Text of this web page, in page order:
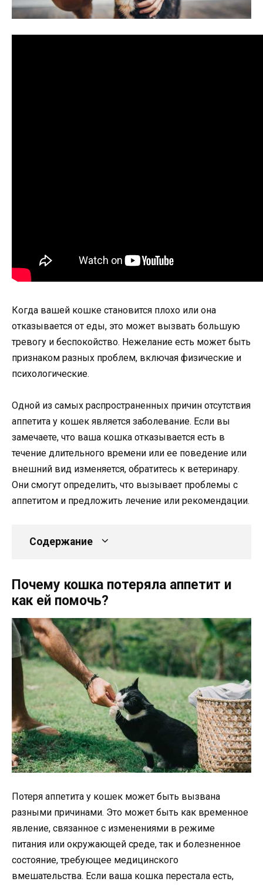
Когда вашей кошке становится плохо или она
отказывается от еды, это может вызвать большую
тревогу и беспокойство. Нежелание есть может быть
признаком разных проблем, включая физические и
психологические.
Одной из самых распространенных причин отсутствия
аппетита у кошек является заболевание. Если вы
замечаете, что ваша кошка отказывается есть в
течение длительного времени или ее поведение или
внешний вид изменяется, обратитесь к ветеринару.
Они смогут определить, что вызывает проблемы с
аппетитом и предложить лечение или рекомендации.
Содержание
Почему кошка потеряла аппетит и
как ей помочь?
Потеря аппетита у кошек может быть вызвана
разными причинами. Это может быть как временное
явление, связанное с изменениями в режиме
питания или окружающей среде, так и болезненное
состояние, требующее медицинского
вмешательства. Если ваша кошка перестала есть,